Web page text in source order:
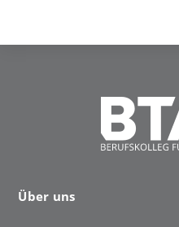
Über uns